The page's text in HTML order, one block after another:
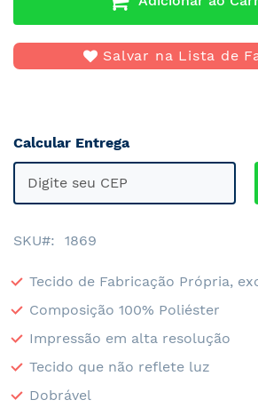
Salvar na Lista de
Calcular Entrega
SKU 1869
Tecido de Fabricação Própria,
Composição 100% Poliéster
Impressão em alta resolução
Tecido que não reflete luz
Dobrável